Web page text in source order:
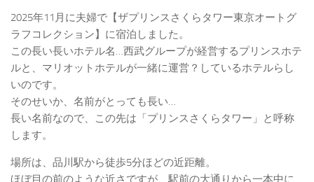
2025年11月に夫婦で【ザプリンスさくらタワー東京オートグ
ラフコレクション】に宿泊しました。
この長い長いホテル名…西武グループが経営するプリンスホテ
ルと、マリオットホテルが一緒に運営？しているホテルらし
いのです。
そのせいか、名前がとっても長い…
長い名前なので、この先は「プリンスさくらタワー」と呼称
します。
場所は、品川駅から徒歩5分ほどの近距離。
ほぼ目の前のような近さですが、駅前の大通りから一本中に